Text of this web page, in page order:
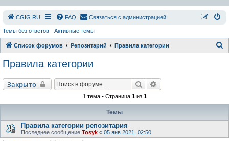
СGIG.RU FAQ Связаться с администрацией
Темы без ответов Активные темы
Список форумов Репозитарий Правила категории
Правила категории
Закрыто Поиск
1 тема • Страница 1из 1
Темы
Правила категории репозитария
Последнее сообщение Tosyk « 05 янв 2021, 02:50